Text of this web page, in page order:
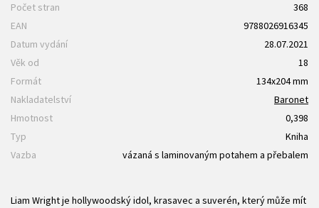
Počet stran
368
EAN
9788026916345
Datum vydání
28.07.2021
Věk od
18
Formát
134x204 mm
Nakladatelství
Baronet
Hmotnost
0,398
Typ
Kniha
Vazba
vázaná s laminovaným potahem a přebalem
Liam Wright je hollywoodský idol, krasavec a suverén, který může mít